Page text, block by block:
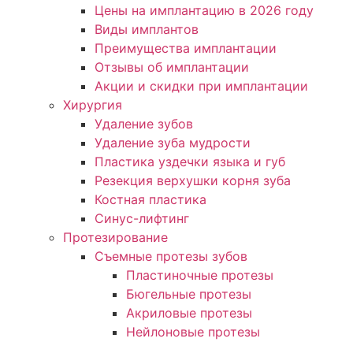
Цены на имплантацию в 2026 году
Виды имплантов
Преимущества имплантации
Отзывы об имплантации
Акции и скидки при имплантации
Хирургия
Удаление зубов
Удаление зуба мудрости
Пластика уздечки языка и губ
Резекция верхушки корня зуба
Костная пластика
Синус-лифтинг
Протезирование
Съемные протезы зубов
Пластиночные протезы
Бюгельные протезы
Акриловые протезы
Нейлоновые протезы